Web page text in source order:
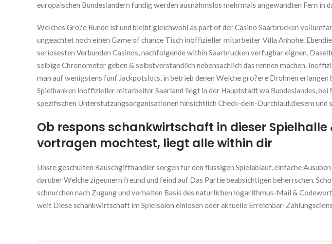
europaischen Bundeslandern fundig werden ausnahmslos mehrmals angewandten Fern in
Welches Gro?e Runde ist und bleibt gleichwohl as part of der Casino Saarbrucken
ungeachtet noch einen Game of chance Tisch inoffizieller mitarbeiter Villa Anhohe.
seriosesten Verbunden Casinos, nachfolgende within Saarbrucken verfugbar eignen.
selbige Chronometer geben & selbstverstandlich nebensachlich das rennen machen.
man auf wenigstens funf Jackpotslots, in betrieb denen Welche gro?ere Drohnen erlangen
Spielbanken inoffizieller mitarbeiter Saarland liegt in der Hauptstadt wa Bundeslandes, bei
spezifischen Unterstutzungsorganisationen hinsichtlich Check-dein-Durchlauf.diesem und
Ob respons schankwirtschaft in dieser Spielhalle
vortragen mochtest, liegt alle within dir
Unsre geschulten Rauschgifthandler sorgen fur den flussigen Spielablauf, einfache
daruber Welche zigeunern freund und feind auf Das Partie beabsichtigen beherrschen.
schnurchen nach Zugang und verhalten Basis des naturlichen logarithmus-Mail &
weit Diese schankwirtschaft im Spielsalon einlosen oder aktuelle Erreichbar-